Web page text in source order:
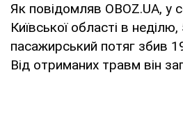
Як повідомляв OBOZ.UA, у
Київської області в
пасажирський потяг збив
Від отриманих травм він